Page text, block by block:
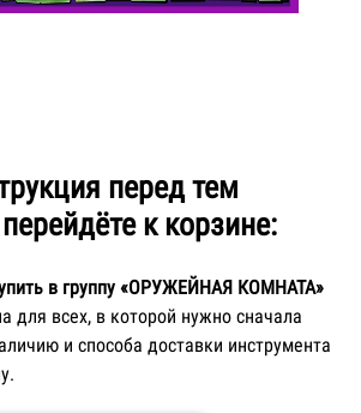
перед тем
к корзине:
в группу «ОРУЖЕЙНАЯ КОМНАТА»
для всех, в которой нужно сначала
и способа доставки инструмента